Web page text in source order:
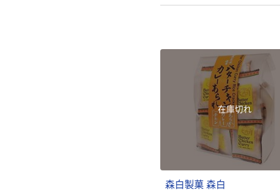
在庫切れ
森白製菓 森白